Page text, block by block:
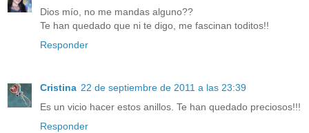
Dios mío, no me mandas alguno??
Te han quedado que ni te digo, me fascinan toditos!!
Responder
Cristina 22 de septiembre de 2011 a las 23:39
Es un vicio hacer estos anillos. Te han quedado preciosos!!!
Responder